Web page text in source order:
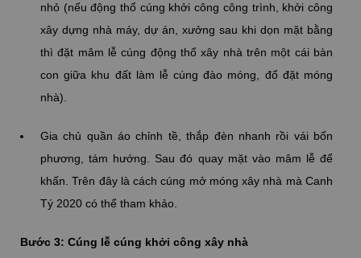
nhỏ (nếu động thổ cúng khởi công công trình, khởi công
xây dựng nhà máy, dự án, xưởng sau khi dọn mặt bằng
thì đặt mâm lễ cúng động thổ xây nhà trên một cái bàn
con giữa khu đất làm lễ cúng đào móng, đổ đặt móng
nhà).
Gia chủ quần áo chỉnh tề, thắp đèn nhanh rồi vái bốn
phương, tám hướng. Sau đó quay mặt vào mâm lễ để
khấn. Trên đây là cách cúng mở móng xây nhà mà Canh
Tý 2020 có thể tham khảo.
Bước 3: Cúng lễ cúng khởi công xây nhà